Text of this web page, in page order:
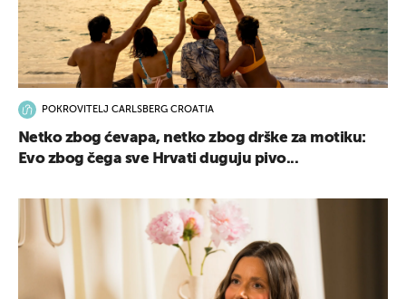
POKROVITELJ CARLSBERG CROATIA
Netko zbog ćevapa, netko zbog drške za motiku:
Evo zbog čega sve Hrvati duguju pivo...